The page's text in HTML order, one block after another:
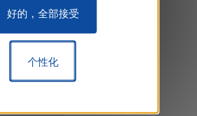
好的，全部接受
个性化